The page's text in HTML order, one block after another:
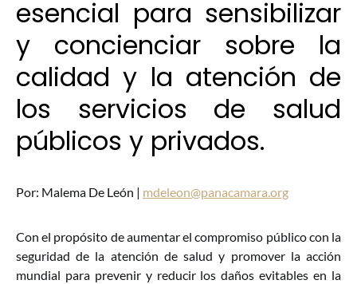
esencial para sensibilizar
y concienciar sobre la
calidad y la atención de
los servicios de salud
públicos y privados.
Por: Malema De León | mdeleon@panacamara.org
Con el propósito de aumentar el compromiso público con la
seguridad de la atención de salud y promover la acción
mundial para prevenir y reducir los daños evitables en la